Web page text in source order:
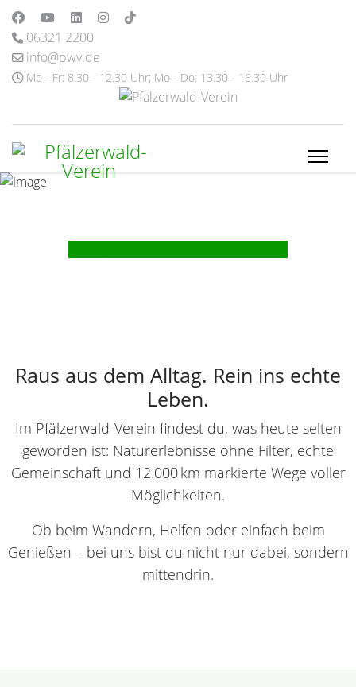
06321 2200
info@pwv.de
Mo - Fr: 8.30 - 12.30 Uhr; Mo - Do: 13.30 - 16.30 Uhr
Raus aus dem Alltag. Rein ins echte
Leben.
Im Pfälzerwald-Verein findest du, was heute selten
geworden ist: Naturerlebnisse ohne Filter, echte
Gemeinschaft und 12.000 km markierte Wege voller
Möglichkeiten.
Ob beim Wandern, Helfen oder einfach beim
Genießen – bei uns bist du nicht nur dabei, sondern
mittendrin.